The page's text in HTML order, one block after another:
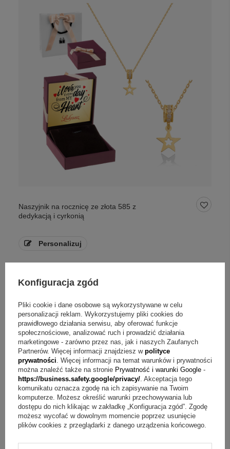
Naszyjnik na rocznicę ze złota 585 z
dedykacją i cyrkonią
Personalizuj
Konfiguracja zgód
Pliki cookie i dane osobowe są wykorzystywane w celu
personalizacji reklam. Wykorzystujemy pliki cookies do
prawidłowego działania serwisu, aby oferować funkcje
społecznościowe, analizować ruch i prowadzić działania
marketingowe - zarówno przez nas, jak i naszych Zaufanych
Partnerów. Więcej informacji znajdziesz w polityce
prywatności. Więcej informacji na temat warunków i prywatności
można znaleźć także na stronie Prywatność i warunki Google -
https://business.safety.google/privacy/. Akceptacja tego
komunikatu oznacza zgodę na ich zapisywanie na Twoim
komputerze. Możesz określić warunki przechowywania lub
dostępu do nich klikając w zakładkę „Konfiguracja zgód”. Zgodę
możesz wycofać w dowolnym momencie poprzez usunięcie
plików cookies z przeglądarki z danego urządzenia końcowego.